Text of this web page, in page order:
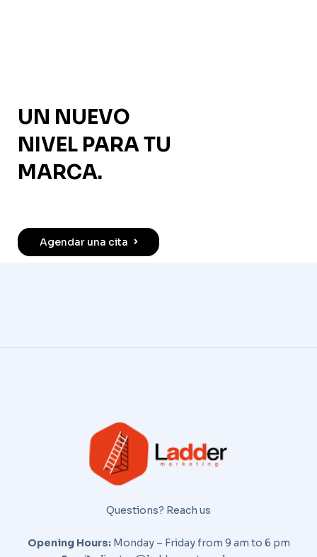
UN NUEVO
NIVEL PARA TU
MARCA.
Agendar una cita
Questions? Reach us
Opening Hours: Monday – Friday from 9 am to 6 pm